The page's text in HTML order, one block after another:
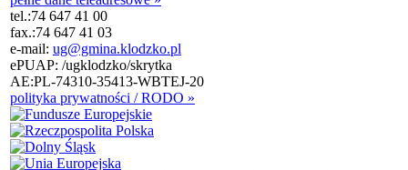
tel.:74 647 41 00
fax.:74 647 41 03
e-mail: ug@gmina.klodzko.pl
ePUAP: /ugklodzko/skrytka
AE:PL-74310-35413-WBTEJ-20
polityka prywatności / RODO »